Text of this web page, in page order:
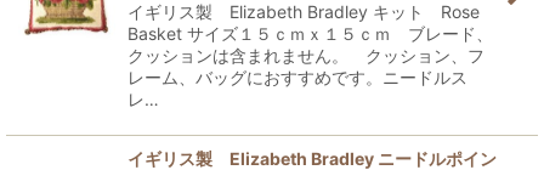
イギリス製 Elizabeth Bradley キット Rose
Basket サイズ１５ｃｍｘ１５ｃｍ ブレード、
クッションは含まれません。 クッション、フ
レーム、バッグにおすすめです。ニードルス
レ…
イギリス製 Elizabeth Bradley ニードルポイン